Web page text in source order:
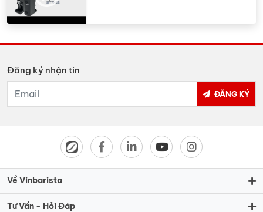
Đăng ký nhận tin
ĐĂNG KÝ
Về Vinbarista
Tư Vấn - Hỏi Đáp